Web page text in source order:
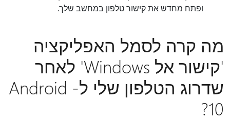
ופתח מחדש את קישור טלפון במחשב שלך.
מה קרה לסמל האפליקציה
'קישור אל Windows' לאחר
שדרוג הטלפון שלי ל- Android
10?